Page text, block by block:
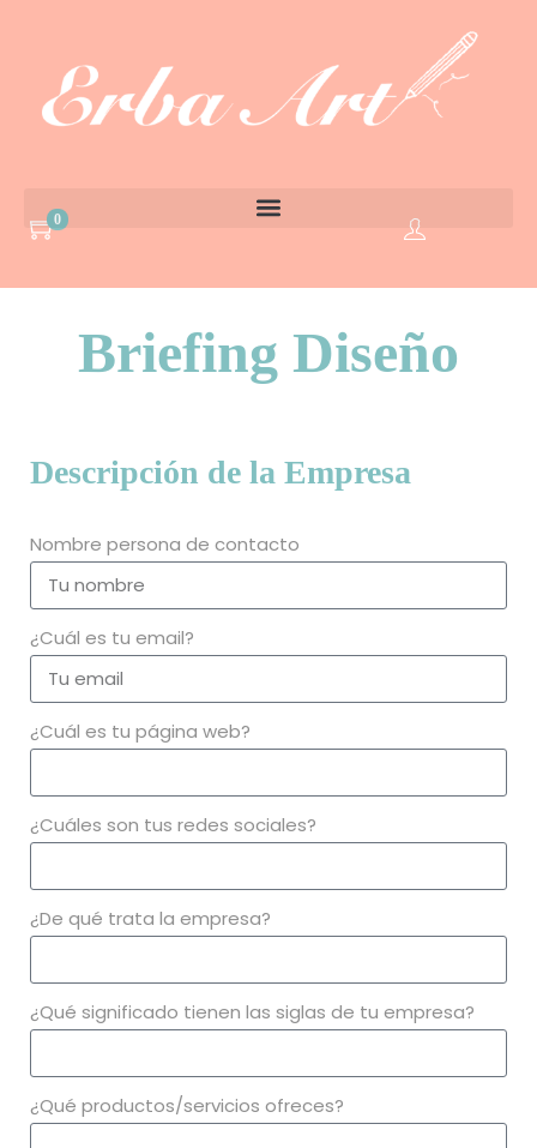
0
Briefing Diseño
Descripción de la Empresa
Nombre persona de contacto
¿Cuál es tu email?
¿Cuál es tu página web?
¿Cuáles son tus redes sociales?
¿De qué trata la empresa?
¿Qué significado tienen las siglas de tu empresa?
¿Qué productos/servicios ofreces?